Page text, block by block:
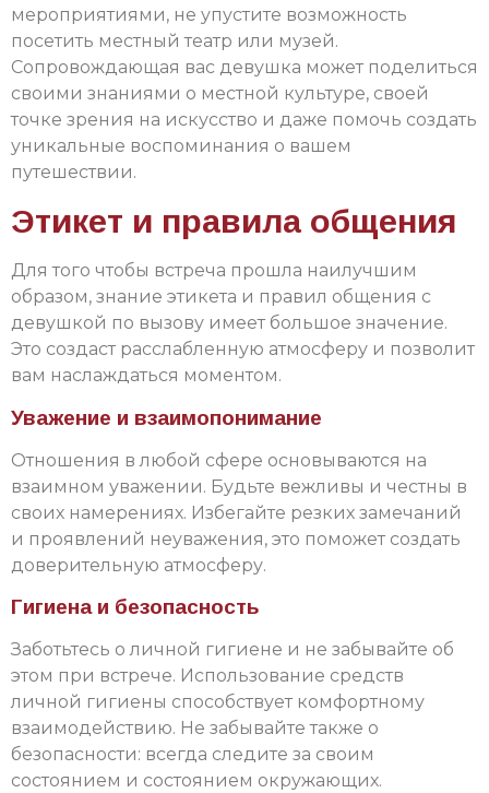
мероприятиями, не упустите возможность
посетить местный театр или музей.
Сопровождающая вас девушка может поделиться
своими знаниями о местной культуре, своей
точке зрения на искусство и даже помочь создать
уникальные воспоминания о вашем
путешествии.
Этикет и правила общения
Для того чтобы встреча прошла наилучшим
образом, знание этикета и правил общения с
девушкой по вызову имеет большое значение.
Это создаст расслабленную атмосферу и позволит
вам наслаждаться моментом.
Уважение и взаимопонимание
Отношения в любой сфере основываются на
взаимном уважении. Будьте вежливы и честны в
своих намерениях. Избегайте резких замечаний
и проявлений неуважения, это поможет создать
доверительную атмосферу.
Гигиена и безопасность
Заботьтесь о личной гигиене и не забывайте об
этом при встрече. Использование средств
личной гигиены способствует комфортному
взаимодействию. Не забывайте также о
безопасности: всегда следите за своим
состоянием и состоянием окружающих.